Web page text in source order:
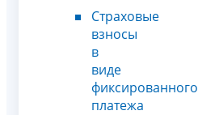
Страховые
взносы
в
виде
фиксированного
платежа